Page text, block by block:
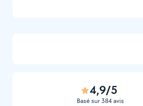
4,9/5
Basé sur 384 avis